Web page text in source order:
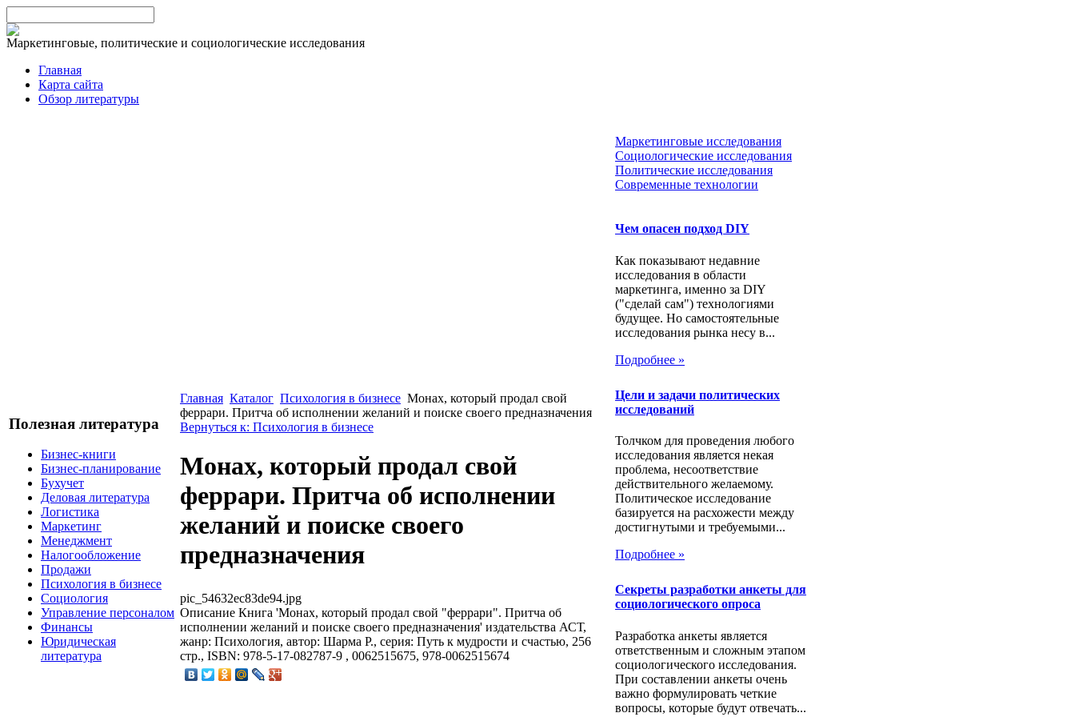
Маркетинговые, политические и социологические исследования
Главная
Карта сайта
Обзор литературы
Полезная литература
Бизнес-книги
Бизнес-планирование
Бухучет
Деловая литература
Логистика
Маркетинг
Менеджмент
Налогообложение
Продажи
Психология в бизнесе
Социология
Управление персоналом
Финансы
Юридическая
литература
Главная Каталог Психология в бизнесе Монах, который продал свой
феррари. Притча об исполнении желаний и поиске своего предназначения
Вернуться к: Психология в бизнесе
Монах, который продал свой
феррари. Притча об исполнении
желаний и поиске своего
предназначения
pic_54632ec83de94.jpg
Описание Книга 'Монах, который продал свой "феррари". Притча об
исполнении желаний и поиске своего предназначения' издательства АСТ,
жанр: Психология, автор: Шарма Р., серия: Путь к мудрости и счастью, 256
стр., ISBN: 978-5-17-082787-9 , 0062515675, 978-0062515674
Маркетинговые исследования
Социологические исследования
Политические исследования
Современные технологии
Чем опасен подход DIY
Как показывают недавние
исследования в области
маркетинга, именно за DIY
("сделай сам") технологиями
будущее. Но самостоятельные
исследования рынка несу в...
Подробнее »
Цели и задачи политических
исследований
Толчком для проведения любого
исследования является некая
проблема, несоответствие
действительного желаемому.
Политическое исследование
базируется на расхожести между
достигнутыми и требуемыми...
Подробнее »
Секреты разработки анкеты для
социологического опроса
Разработка анкеты является
ответственным и сложным этапом
социологического исследования.
При составлении анкеты очень
важно формулировать четкие
вопросы, которые будут отвечать...